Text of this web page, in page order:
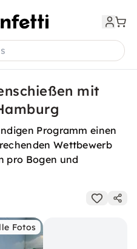
mit
Programm einen
Wettbewerb
pro Bogen und
Fotos